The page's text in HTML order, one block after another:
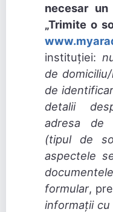
necesar
„Trimite o
instituției:
de
de
detalii
adresa de
(tipul de
aspectele
formular,
informații